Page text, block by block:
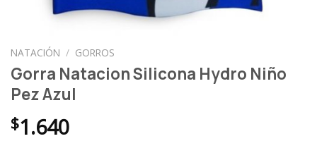
NATACIÓN / GORROS
Gorra Natacion Silicona Hydro Niño
Pez Azul
$1.640